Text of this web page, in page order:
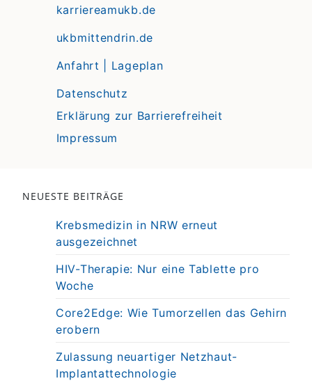
karriereamukb.de
ukbmittendrin.de
Anfahrt | Lageplan
Datenschutz
Erklärung zur Barrierefreiheit
Impressum
NEUESTE BEITRÄGE
Krebsmedizin in NRW erneut
ausgezeichnet
HIV-Therapie: Nur eine Tablette pro
Woche
Core2Edge: Wie Tumorzellen das Gehirn
erobern
Zulassung neuartiger Netzhaut-
Implantattechnologie